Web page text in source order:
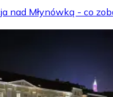
nad Młynówką - co